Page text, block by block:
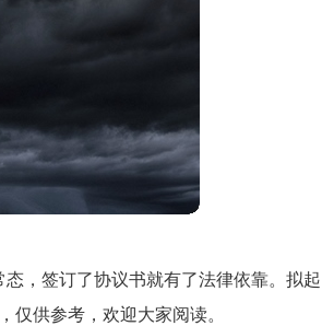
，签订了协议书就有了法律依靠。拟起
仅供参考，欢迎大家阅读。